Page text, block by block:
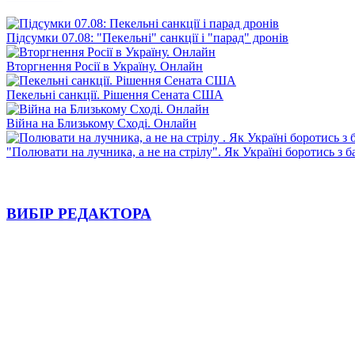
Підсумки 07.08: "Пекельні" санкції і "парад" дронів
Вторгнення Росії в Україну. Онлайн
Пекельні санкції. Рішення Сената США
Війна на Близькому Сході. Онлайн
"Полювати на лучника, а не на стрілу". Як Україні боротись з
ВИБІР РЕДАКТОРА